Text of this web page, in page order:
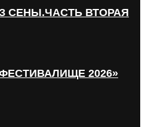
СЕНЫ.ЧАСТЬ ВТОРАЯ
2026»